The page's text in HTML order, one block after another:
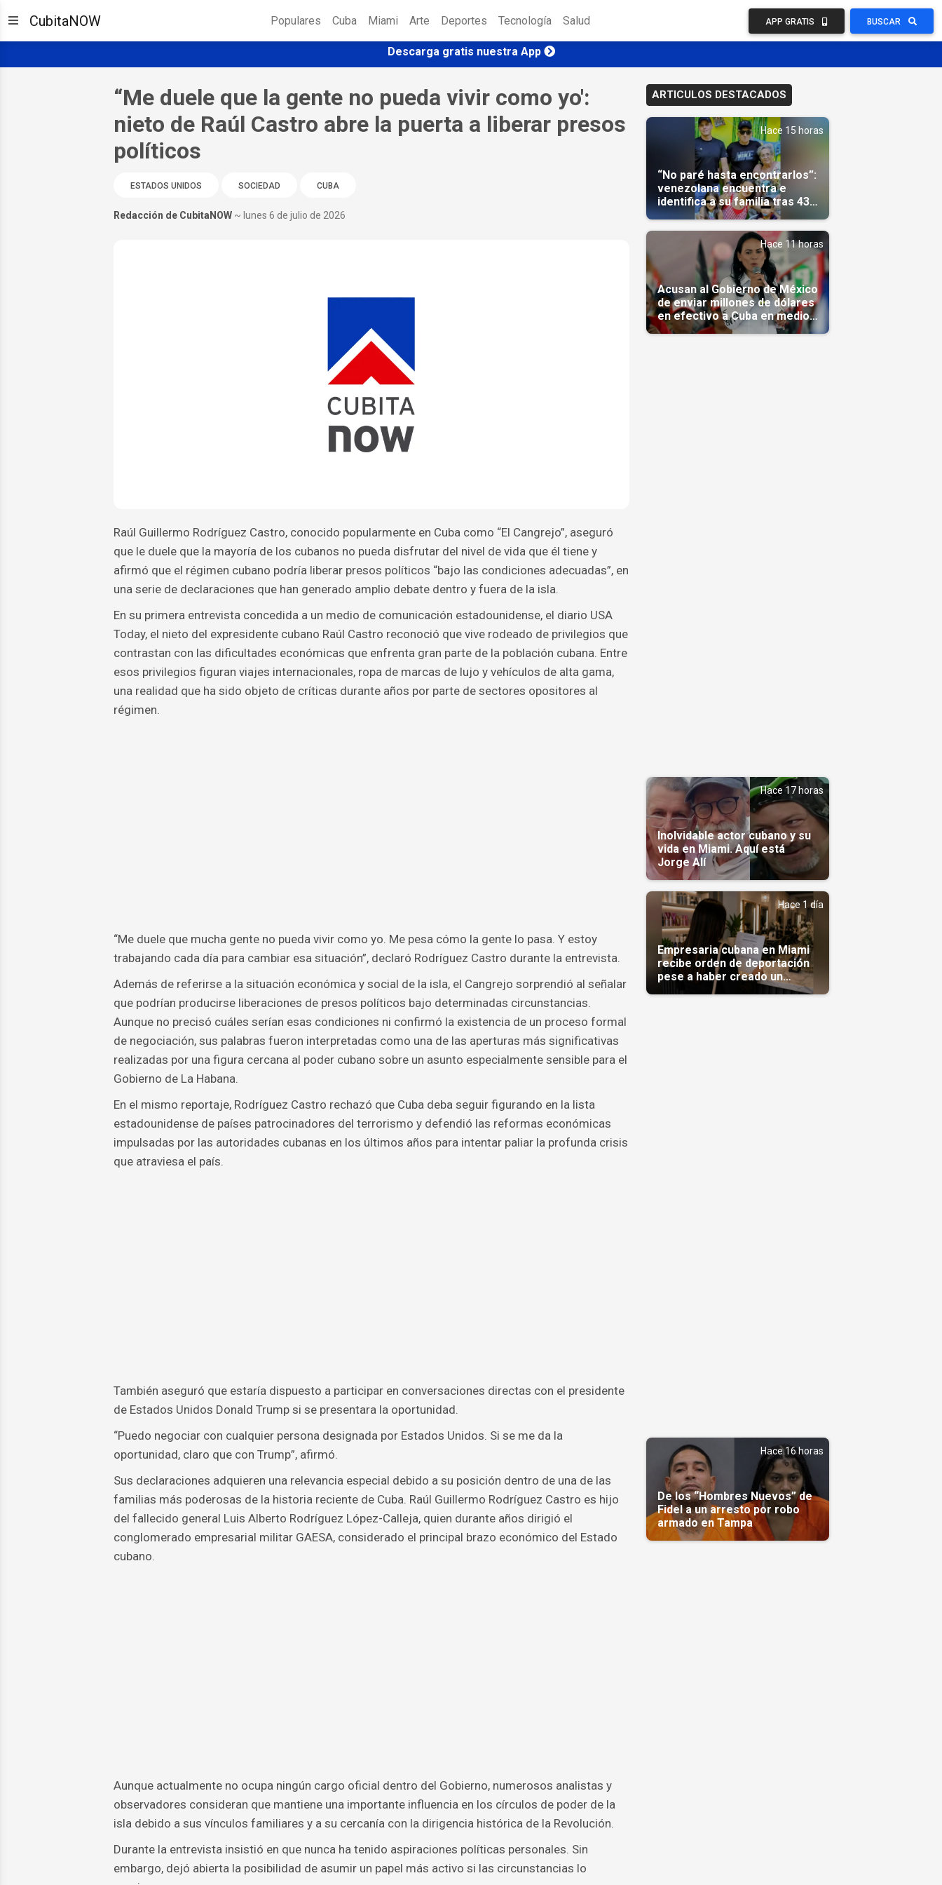
CubitaNOW Populares Cuba Miami Arte Deportes Tecnología Salud APP GRATIS BUSCAR
Descarga gratis nuestra App
“Me duele que la gente no pueda vivir como yo':
nieto de Raúl Castro abre la puerta a liberar presos
políticos
ESTADOS UNIDOS SOCIEDAD CUBA
Redacción de CubitaNOW ~ lunes 6 de julio de 2026
Raúl Guillermo Rodríguez Castro, conocido popularmente en Cuba como “El Cangrejo”, aseguró
que le duele que la mayoría de los cubanos no pueda disfrutar del nivel de vida que él tiene y
afirmó que el régimen cubano podría liberar presos políticos “bajo las condiciones adecuadas”, en
una serie de declaraciones que han generado amplio debate dentro y fuera de la isla.
En su primera entrevista concedida a un medio de comunicación estadounidense, el diario USA
Today, el nieto del expresidente cubano Raúl Castro reconoció que vive rodeado de privilegios que
contrastan con las dificultades económicas que enfrenta gran parte de la población cubana. Entre
esos privilegios figuran viajes internacionales, ropa de marcas de lujo y vehículos de alta gama,
una realidad que ha sido objeto de críticas durante años por parte de sectores opositores al
régimen.
“Me duele que mucha gente no pueda vivir como yo. Me pesa cómo la gente lo pasa. Y estoy
trabajando cada día para cambiar esa situación”, declaró Rodríguez Castro durante la entrevista.
Además de referirse a la situación económica y social de la isla, el Cangrejo sorprendió al señalar
que podrían producirse liberaciones de presos políticos bajo determinadas circunstancias.
Aunque no precisó cuáles serían esas condiciones ni confirmó la existencia de un proceso formal
de negociación, sus palabras fueron interpretadas como una de las aperturas más significativas
realizadas por una figura cercana al poder cubano sobre un asunto especialmente sensible para el
Gobierno de La Habana.
En el mismo reportaje, Rodríguez Castro rechazó que Cuba deba seguir figurando en la lista
estadounidense de países patrocinadores del terrorismo y defendió las reformas económicas
impulsadas por las autoridades cubanas en los últimos años para intentar paliar la profunda crisis
que atraviesa el país.
También aseguró que estaría dispuesto a participar en conversaciones directas con el presidente
de Estados Unidos Donald Trump si se presentara la oportunidad.
“Puedo negociar con cualquier persona designada por Estados Unidos. Si se me da la
oportunidad, claro que con Trump”, afirmó.
Sus declaraciones adquieren una relevancia especial debido a su posición dentro de una de las
familias más poderosas de la historia reciente de Cuba. Raúl Guillermo Rodríguez Castro es hijo
del fallecido general Luis Alberto Rodríguez López-Calleja, quien durante años dirigió el
conglomerado empresarial militar GAESA, considerado el principal brazo económico del Estado
cubano.
Aunque actualmente no ocupa ningún cargo oficial dentro del Gobierno, numerosos analistas y
observadores consideran que mantiene una importante influencia en los círculos de poder de la
isla debido a sus vínculos familiares y a su cercanía con la dirigencia histórica de la Revolución.
Durante la entrevista insistió en que nunca ha tenido aspiraciones políticas personales. Sin
embargo, dejó abierta la posibilidad de asumir un papel más activo si las circunstancias lo
ARTICULOS DESTACADOS
Hace 15 horas
“No paré hasta encontrarlos”:
venezolana encuentra e
identifica a su familia tras 43
días del terremoto
Hace 11 horas
Acusan al Gobierno de México
de enviar millones de dólares
en efectivo a Cuba en medio
de la crisis de la Isla
Hace 17 horas
Inolvidable actor cubano y su
vida en Miami. Aquí está
Jorge Alí
Hace 1 día
Empresaria cubana en Miami
recibe orden de deportación
pese a haber creado un
Hace 16 horas
De los “Hombres Nuevos” de
Fidel a un arresto por robo
armado en Tampa